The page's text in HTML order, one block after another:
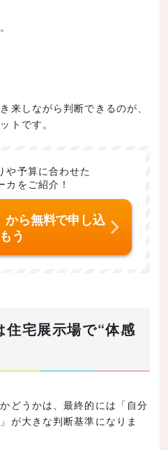
来しながら判断できるのが、
トです。
や予算に合わせた
カをご紹介！
から無料で申し込
もう
宅展示場で“体感
どうかは、最終的には「自分
が大きな判断基準になりま